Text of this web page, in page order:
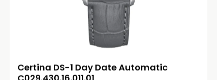
Certina DS-1 Day Date Automatic